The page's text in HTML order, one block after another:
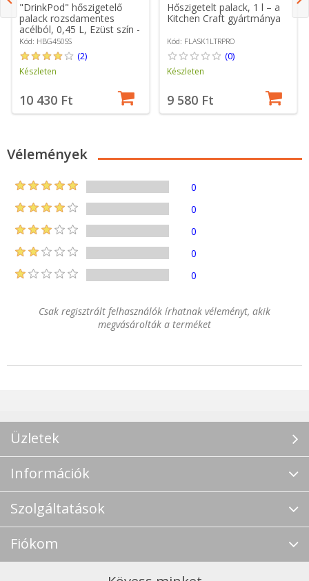
"DrinkPod" hőszigetelő
palack rozsdamentes
acélból, 0,45 L, Ezüst szín -
Grunwerg
Kód: HBG450SS
(2)
Készleten
10 430 Ft
Hőszigetelt palack, 1 l – a
Kitchen Craft gyártmánya
Kód: FLASK1LTRPRO
(0)
Készleten
9 580 Ft
Vélemények
0
0
0
0
0
Csak regisztrált felhasználók írhatnak véleményt, akik
megvásárolták a terméket
Üzletek
Információk
Szolgáltatások
Fiókom